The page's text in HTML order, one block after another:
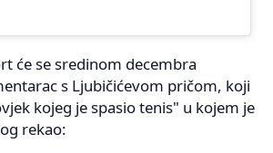
će se sredinom decembra
s Ljubičićevom pričom, koji
kojeg je spasio tenis" u kojem je
rekao: